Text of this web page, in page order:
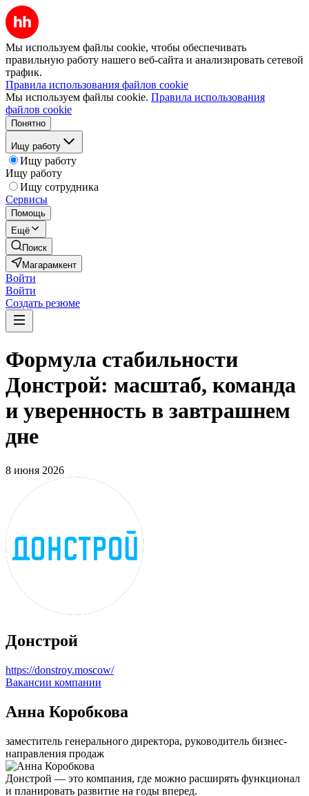
Мы используем файлы cookie, чтобы обеспечивать
правильную работу нашего веб-сайта и анализировать сетевой
трафик.
Правила использования файлов cookie
Мы используем файлы cookie. Правила использования
файлов cookie
Понятно
Ищу работу
Ищу работу
Ищу работу
Ищу сотрудника
Сервисы
Помощь
Ещё
Поиск
Магарамкент
Войти
Войти
Создать резюме
Формула стабильности
Донстрой: масштаб, команда
и уверенность в завтрашнем
дне
8 июня 2026
Донстрой
https://donstroy.moscow/
Вакансии компании
Анна Коробкова
заместитель генерального директора, руководитель бизнес-
направления продаж
Донстрой — это компания, где можно расширять функционал
и планировать развитие на годы вперед.